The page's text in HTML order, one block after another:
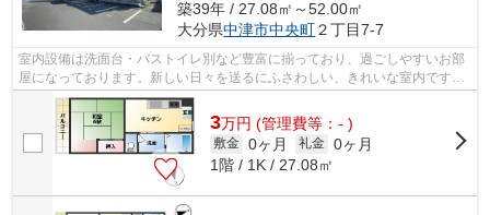
築39年 / 27.08㎡～52.00㎡
大分県中津市中央町２丁目7-7
室内設備は洗面台・バストイレ別など豊富に揃っており、過ごしやすいお部
屋になっております。新しい日々を送るにふさわしい、きれいな室内です。
入居してからペットの飼育を始めたい...
3万円 (管理費等：- )
敷金 0ヶ月 礼金 0ヶ月
1階 / 1K / 27.08㎡